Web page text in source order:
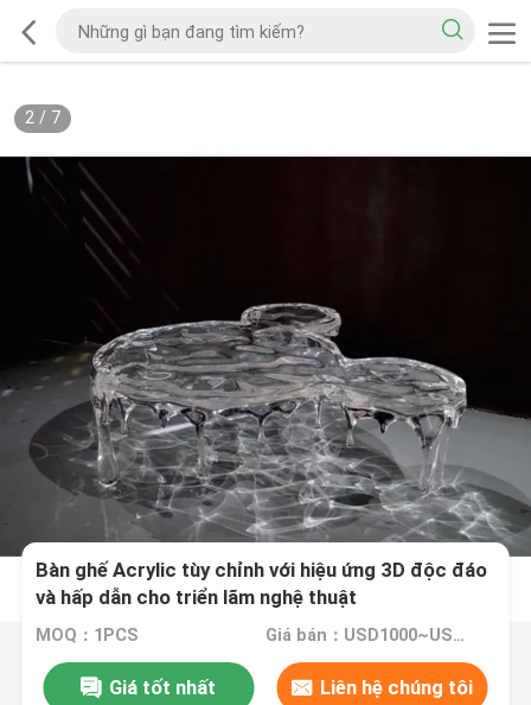
2/ 7
Bàn ghế Acrylic tùy chỉnh với hiệu ứng 3D độc đáo
và hấp dẫn cho triển lãm nghệ thuật
MOQ：1PCS Giá bán：USD1000~USD16000
Giá tốt nhất Liên hệ chúng tôi